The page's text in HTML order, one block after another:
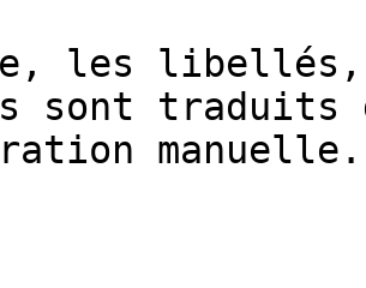
les libellés,
sont traduits
manuelle.